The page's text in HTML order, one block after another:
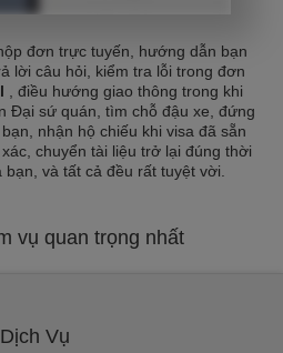
đơn trực tuyến, hướng dẫn bạn
lời câu hỏi, kiểm tra lỗi trong đơn
, điều hướng giao thông trong khi
Đại sứ quán, tìm chỗ đậu xe, đứng
nhận hộ chiếu khi visa đã sẵn
chuyển tài liệu trở lại đúng thời
và tất cả đều rất tuyệt vời.
vụ quan trọng nhất
Dịch Vụ